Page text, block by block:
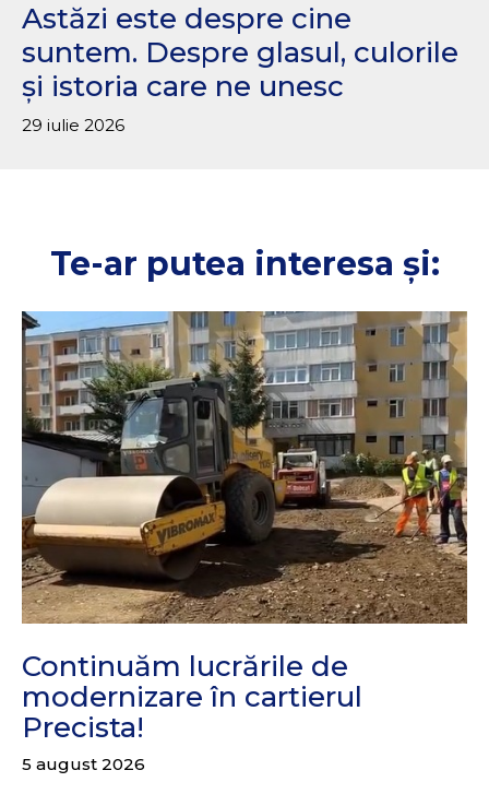
Astăzi este despre cine
suntem. Despre glasul, culorile
și istoria care ne unesc
29 iulie 2026
Te-ar putea interesa și:
Continuăm lucrările de
modernizare în cartierul
Precista!
5 august 2026